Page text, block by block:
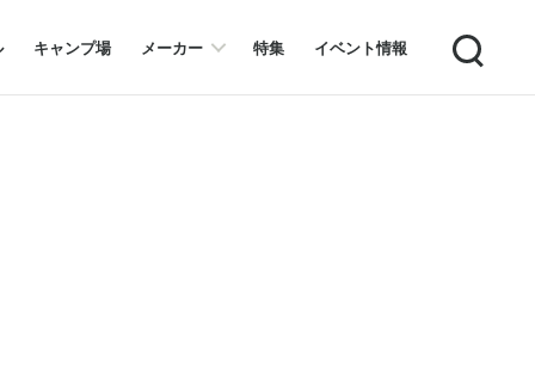
キャンプ場 メーカー 特集 イベント情報 Search